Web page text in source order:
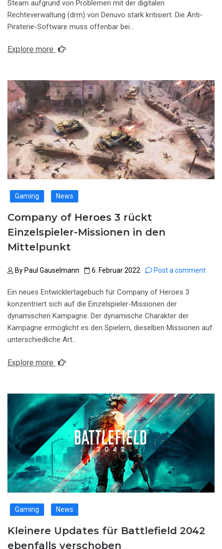
Steam aufgrund von Problemen mit der digitalen
Rechteverwaltung (drm) von Denuvo stark kritisiert. Die Anti-
Piraterie-Software muss offenbar bei…
Explore more
Gaming News
Company of Heroes 3 rückt
Einzelspieler-Missionen in den
Mittelpunkt
By Paul Gauselmann 6. Februar 2022 Post a comment
Ein neues Entwicklertagebuch für Company of Heroes 3
konzentriert sich auf die Einzelspieler-Missionen der
dynamischen Kampagne. Der dynamische Charakter der
Kampagne ermöglicht es den Spielern, dieselben Missionen auf
unterschiedliche Art…
Explore more
Gaming News
Kleinere Updates für Battlefield 2042
ebenfalls verschoben